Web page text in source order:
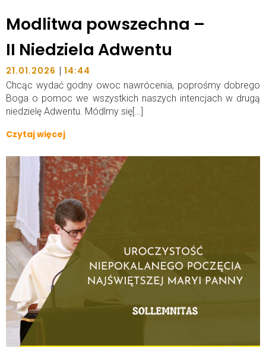
Modlitwa powszechna –
II Niedziela Adwentu
21.01.2026 | 14:44
Chcąc wydać godny owoc nawrócenia, poprośmy dobrego
Boga o pomoc we wszystkich naszych intencjach w drugą
niedzielę Adwentu. Módlmy się[…]
Czytaj więcej